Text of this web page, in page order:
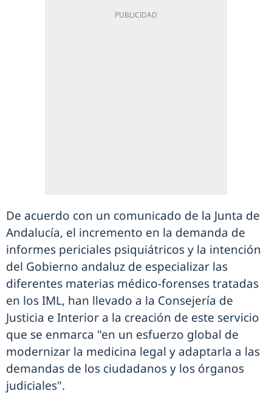
De acuerdo con un comunicado de la Junta de
Andalucía, el incremento en la demanda de
informes periciales psiquiátricos y la intención
del Gobierno andaluz de especializar las
diferentes materias médico-forenses tratadas
en los IML, han llevado a la Consejería de
Justicia e Interior a la creación de este servicio
que se enmarca "en un esfuerzo global de
modernizar la medicina legal y adaptarla a las
demandas de los ciudadanos y los órganos
judiciales".